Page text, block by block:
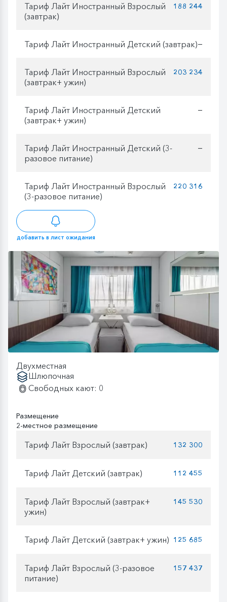
Тариф Лайт Иностранный Взрослый
(завтрак)
188 244
Тариф Лайт Иностранный Детский (завтрак)—
Тариф Лайт Иностранный Взрослый
(завтрак+ ужин)
203 234
Тариф Лайт Иностранный Детский
(завтрак+ ужин)
—
Тариф Лайт Иностранный Детский (3-
разовое питание)
—
Тариф Лайт Иностранный Взрослый
(3-разовое питание)
220 316
добавить в лист ожидания
Двухместная
Шлюпочная
Свободных кают: 0
Размещение
2-местное размещение
Тариф Лайт Взрослый (завтрак) 132 300
Тариф Лайт Детский (завтрак) 112 455
Тариф Лайт Взрослый (завтрак+
ужин)
145 530
Тариф Лайт Детский (завтрак+ ужин) 125 685
Тариф Лайт Взрослый (3-разовое
питание)
157 437